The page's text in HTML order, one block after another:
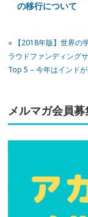
の移行について
«
【2018年版】世界の
ラウドファンディング
Top 5 – 今年はインドが
メルマガ会員募